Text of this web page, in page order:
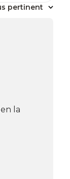
pertinent
la